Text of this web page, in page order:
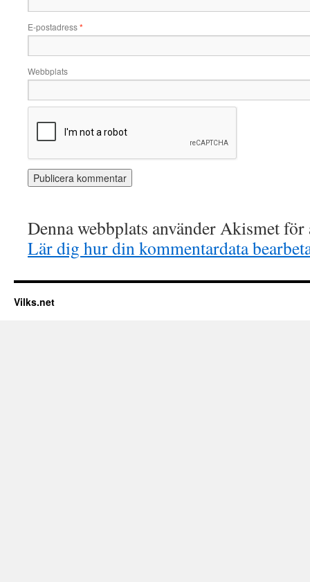
E-postadress*
Webbplats
Denna webbplats använder Akismet
Lär dig hur din kommentardata
Vilks.net